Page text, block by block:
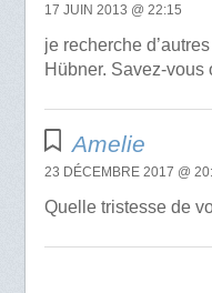
17 JUIN 2013 @ 22:15
je recherche
Hübner. Savez-vous
Amelie
23 DÉCEMBRE 2017 @
Quelle tristesse de